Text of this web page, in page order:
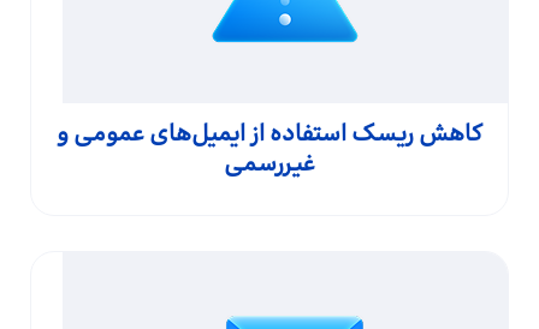
کاهش ریسک استفاده از ایمیل‌های عمومی و
غیررسمی